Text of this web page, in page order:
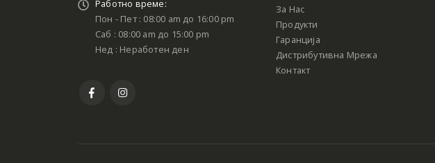
Работно време:
Пон - Пет : 08:00 am до 16:00 pm
Саб : 08:00 am до 15:00 pm
Нед : Неработен ден
За Нас
Продукти
Гаранција
Дистрибутивна Мрежа
Контакт